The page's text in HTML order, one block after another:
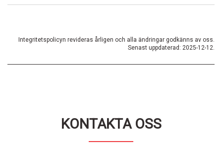
Integritetspolicyn revideras årligen och alla ändringar godkänns av oss.
Senast uppdaterad: 2025-12-12.
KONTAKTA OSS